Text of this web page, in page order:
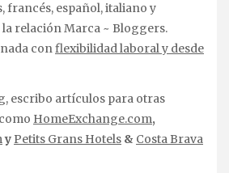
francés, español, italiano y
relación Marca ~ Bloggers.
conflexibilidad laboral y desde
escribo artículos para otras
HomeExchange.com,
y Petits Grans Hotels & Costa Brava